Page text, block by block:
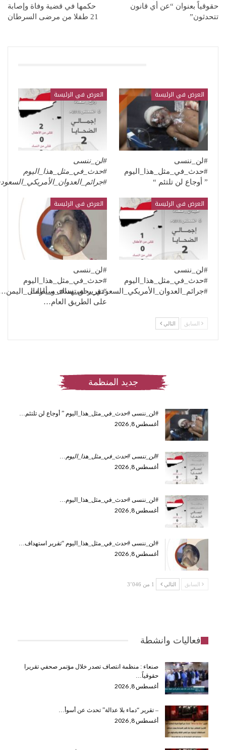
حقوقياً بعنوان “عن أي قانون
تتحدثون”
حكمها في قضية وفاة وإصابة
21 طفلا من مرضى السرطان
العرض في الرئيسة
#لن_ننسى
#حدث_في_مثل_هذا_اليوم
” أوجاع لن تلتئم “
العرض في الرئيسة
#لن_ننسى
#حدث_في_مثل_هذا_اليوم
العرض في الرئيسة
#لن_ننسى
#حدث_في_مثل_هذا_اليوم
العرض في الرئيسة
#لن_ننسى
#حدث_في_مثل_هذا_اليوم
“تقرير استهداف سيارات
على الطريق العام…
السابق التالي
جديد المنظمة
#لن_ننسى #حدث_في_مثل_هذا_اليوم ” أوجاع لن تلتئم…
أغسطس 8, 2026
#لن_ننسى #حدث_في_مثل_هذا_اليوم…
أغسطس 8, 2026
#لن_ننسى #حدث_في_مثل_هذا_اليوم…
أغسطس 8, 2026
#لن_ننسى #حدث_في_مثل_هذا_اليوم “تقرير استهداف…
أغسطس 8, 2026
السابق التالي 1 من 3٬046
فعاليات وانشطة
صنعاء : منظمة انتصاف تصدر خلال مؤتمر صحفي تقريرا
حقوقياً…
أغسطس 8, 2026
– تقرير “دماء بلا عدالة” تحدث عن أسوأ…
أغسطس 8, 2026